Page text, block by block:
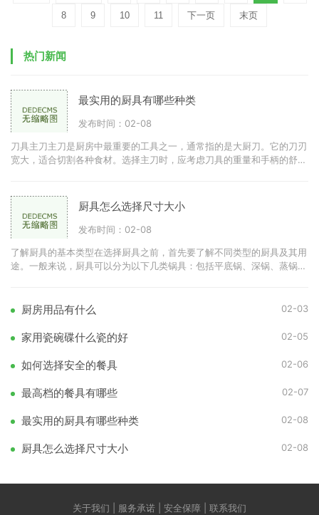
8 9 10 11 下一页 末页
热门新闻
最实用的厨具有哪些种类
发布时间：02-08
刀具主刀主刀是厨房中最重要的工具之一，通常指的是大厨刀。它的刀刃
宽大，适合切割各种食材。选择主刀时，应考虑刀具的重量和手柄的舒适
厨具怎么选择尺寸大小
发布时间：02-08
了解厨具的基本类型在选择厨具之前，首先要了解不同类型的厨具及其用
途。一般来说，厨具可以分为以下几类锅具：包括平底锅、深锅、蒸锅
厨房用品有什么 02-03
家用瓷碗碟什么瓷的好 02-05
如何选择安全的餐具 02-06
最高档的餐具有哪些 02-07
最实用的厨具有哪些种类 02-08
厨具怎么选择尺寸大小 02-08
关于我们 | 服务承诺 | 安全保障 | 联系我们